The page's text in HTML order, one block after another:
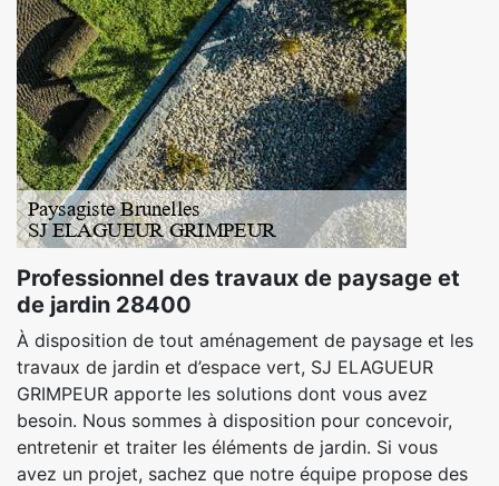
Professionnel des travaux de paysage et
de jardin 28400
À disposition de tout aménagement de paysage et les
travaux de jardin et d’espace vert, SJ ELAGUEUR
GRIMPEUR apporte les solutions dont vous avez
besoin. Nous sommes à disposition pour concevoir,
entretenir et traiter les éléments de jardin. Si vous
avez un projet, sachez que notre équipe propose des